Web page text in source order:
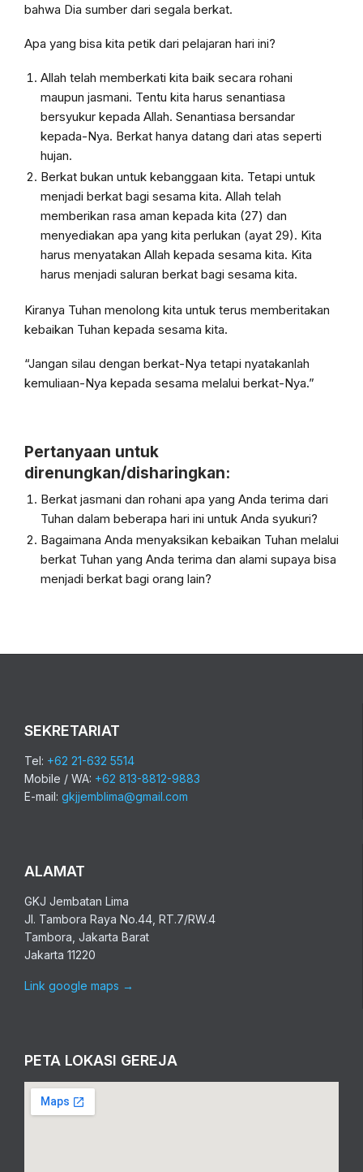
bahwa Dia sumber dari segala berkat.
Apa yang bisa kita petik dari pelajaran hari ini?
Allah telah memberkati kita baik secara rohani
maupun jasmani. Tentu kita harus senantiasa
bersyukur kepada Allah. Senantiasa bersandar
kepada-Nya. Berkat hanya datang dari atas seperti
hujan.
Berkat bukan untuk kebanggaan kita. Tetapi untuk
menjadi berkat bagi sesama kita. Allah telah
memberikan rasa aman kepada kita (27) dan
menyediakan apa yang kita perlukan (ayat 29). Kita
harus menyatakan Allah kepada sesama kita. Kita
harus menjadi saluran berkat bagi sesama kita.
Kiranya Tuhan menolong kita untuk terus memberitakan
kebaikan Tuhan kepada sesama kita.
“Jangan silau dengan berkat-Nya tetapi nyatakanlah
kemuliaan-Nya kepada sesama melalui berkat-Nya.”
Pertanyaan untuk
direnungkan/disharingkan:
Berkat jasmani dan rohani apa yang Anda terima dari
Tuhan dalam beberapa hari ini untuk Anda syukuri?
Bagaimana Anda menyaksikan kebaikan Tuhan melalui
berkat Tuhan yang Anda terima dan alami supaya bisa
menjadi berkat bagi orang lain?
SEKRETARIAT
Tel: +62 21-632 5514
Mobile / WA: +62 813-8812-9883
E-mail: gkjjemblima@gmail.com
ALAMAT
GKJ Jembatan Lima
Jl. Tambora Raya No.44, RT.7/RW.4
Tambora, Jakarta Barat
Jakarta 11220
Link google maps →
PETA LOKASI GEREJA